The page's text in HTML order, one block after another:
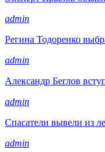
admin
Регина Тодоренко
admin
Александр Беглов
admin
Спасатели вывели из
admin